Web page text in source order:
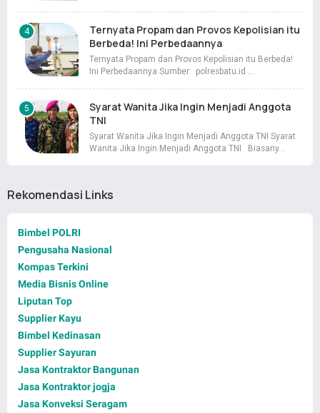
Ternyata Propam dan Provos Kepolisian itu
Berbeda! Ini Perbedaannya
Ternyata Propam dan Provos Kepolisian itu Berbeda!
Ini Perbedaannya Sumber: polresbatu.id …
Syarat Wanita Jika Ingin Menjadi Anggota
TNI
Syarat Wanita Jika Ingin Menjadi Anggota TNI Syarat
Wanita Jika Ingin Menjadi Anggota TNI Biasany…
Rekomendasi Links
Bimbel POLRI
Pengusaha Nasional
Kompas Terkini
Media Bisnis Online
Liputan Top
Supplier Kayu
Bimbel Kedinasan
Supplier Sayuran
Jasa Kontraktor Bangunan
Jasa Kontraktor jogja
Jasa Konveksi Seragam